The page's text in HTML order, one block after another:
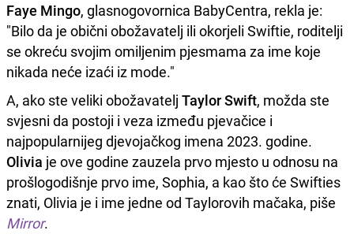
Faye Mingo, glasnogovornica BabyCentra, rekla je:
"Bilo da je obični obožavatelj ili okorjeli Swiftie, roditelji
se okreću svojim omiljenim pjesmama za ime koje
nikada neće izaći iz mode."
A, ako ste veliki obožavatelj Taylor Swift, možda ste
svjesni da postoji i veza između pjevačice i
najpopularnijeg djevojačkog imena 2023. godine.
Olivia je ove godine zauzela prvo mjesto u odnosu na
prošlogodišnje prvo ime, Sophia, a kao što će Swifties
znati, Olivia je i ime jedne od Taylorovih mačaka, piše
Mirror.